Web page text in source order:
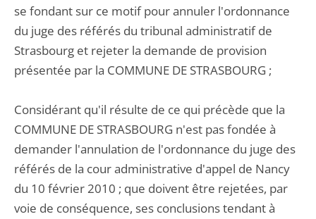
se fondant sur ce motif pour annuler l'ordonnance
du juge des référés du tribunal administratif de
Strasbourg et rejeter la demande de provision
présentée par la COMMUNE DE STRASBOURG ;
Considérant qu'il résulte de ce qui précède que la
COMMUNE DE STRASBOURG n'est pas fondée à
demander l'annulation de l'ordonnance du juge des
référés de la cour administrative d'appel de Nancy
du 10 février 2010 ; que doivent être rejetées, par
voie de conséquence, ses conclusions tendant à